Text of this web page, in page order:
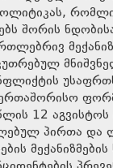
შორის
12 აგვისტოს
პირთა